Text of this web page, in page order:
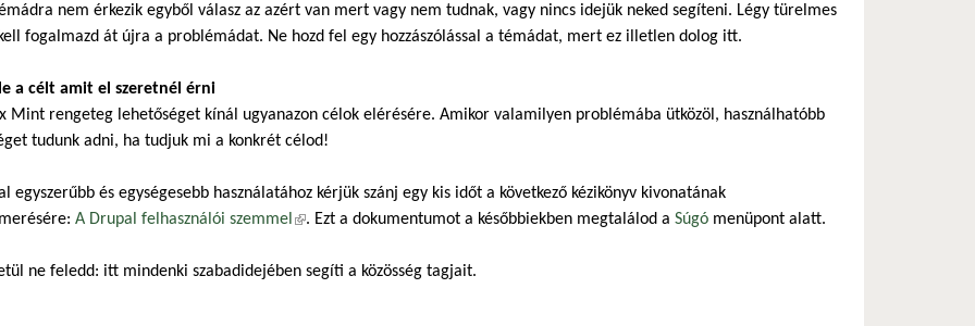
nem érkezik egyből válasz az azért van mert vagy nem tudnak, vagy nincs idejük neked segíteni. Légy türelmes
fogalmazd át újra a problémádat. Ne hozd fel egy hozzászólással a témádat, mert ez illetlen dolog itt.
a célt amit el szeretnél érni
Mint rengeteg lehetőséget kínál ugyanazon célok elérésére. Amikor valamilyen problémába ütközöl, használhatóbb
tudunk adni, ha tudjuk mi a konkrét célod!
egyszerűbb és egységesebb használatához kérjük szánj egy kis időt a következő kézikönyv kivonatának
A Drupal felhasználói szemmel (külső hivatkozás)
. Ezt a dokumentumot a későbbiekben megtalálod a Súgó menüpont alatt.
ne feledd: itt mindenki szabadidejében segíti a közösség tagjait.